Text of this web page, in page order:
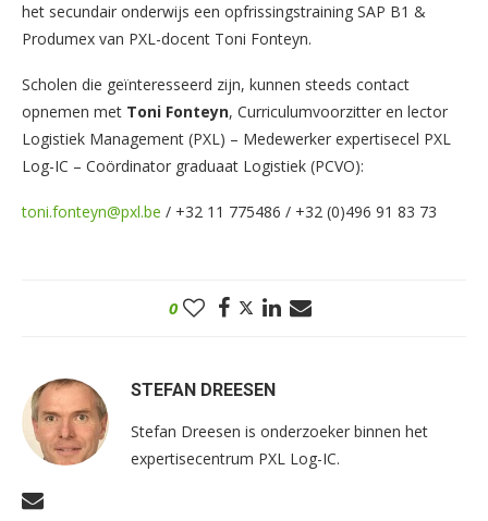
het secundair onderwijs een opfrissingstraining SAP B1 &
Produmex van PXL-docent Toni Fonteyn.
Scholen die geïnteresseerd zijn, kunnen steeds contact
opnemen met Toni Fonteyn, Curriculumvoorzitter en lector
Logistiek Management (PXL) – Medewerker expertisecel PXL
Log-IC – Coördinator graduaat Logistiek (PCVO):
toni.fonteyn@pxl.be / +32 11 775486 / +32 (0)496 91 83 73
0
STEFAN DREESEN
Stefan Dreesen is onderzoeker binnen het
expertisecentrum PXL Log-IC.